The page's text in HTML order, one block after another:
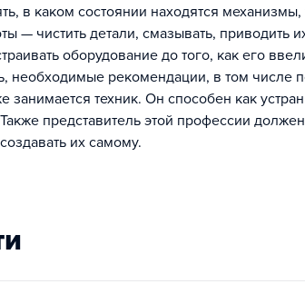
в каком состоянии находятся
— чистить детали, смазывать, приводить
оборудование до того, как его
необходимые рекомендации, в том числе
техник. Он способен как
представитель этой профессии
их самому.